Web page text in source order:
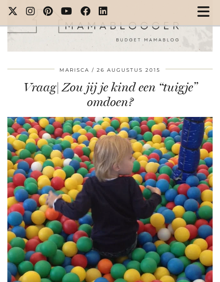
MARISCA 26 AUGUSTUS 2015
Vraag| Zou jij je kind een “tuigje”
omdoen?